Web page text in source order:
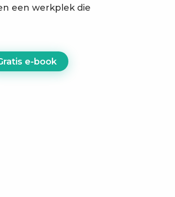
een werkplek die
e-book